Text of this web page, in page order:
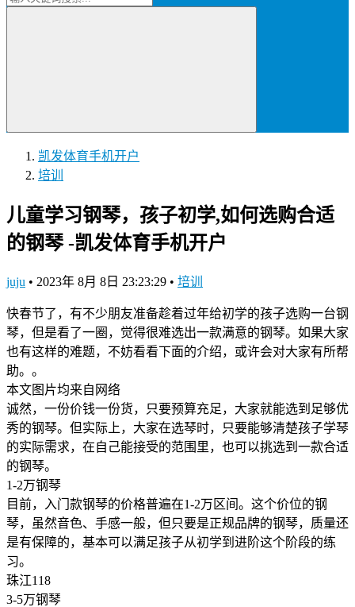
凯发体育手机开户
培训
儿童学习钢琴，孩子初学,如何选购合适
的钢琴 -凯发体育手机开户
juju • 2023年 8月 8日 23:23:29 • 培训
快春节了，有不少朋友准备趁着过年给初学的孩子选购一台钢
琴，但是看了一圈，觉得很难选出一款满意的钢琴。如果大家
也有这样的难题，不妨看看下面的介绍，或许会对大家有所帮
助。。
本文图片均来自网络
诚然，一份价钱一份货，只要预算充足，大家就能选到足够优
秀的钢琴。但实际上，大家在选琴时，只要能够清楚孩子学琴
的实际需求，在自己能接受的范围里，也可以挑选到一款合适
的钢琴。
1-2万钢琴
目前，入门款钢琴的价格普遍在1-2万区间。这个价位的钢
琴，虽然音色、手感一般，但只要是正规品牌的钢琴，质量还
是有保障的，基本可以满足孩子从初学到进阶这个阶段的练
习。
珠江118
3-5万钢琴